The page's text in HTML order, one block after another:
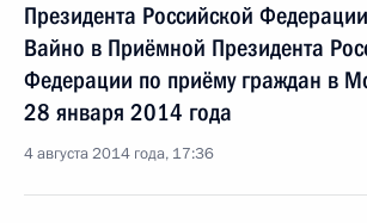
Президента Российской
Вайно в Приёмной Президента
Федерации по приёму граждан в
28 января 2014 года
4 августа 2014 года, 17:36